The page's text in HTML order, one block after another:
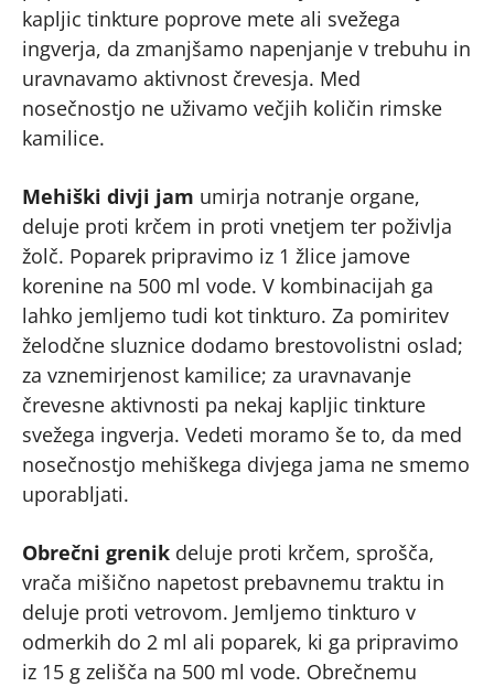
kapljic tinkture poprove mete ali svežega
ingverja, da zmanjšamo napenjanje v trebuhu in
uravnavamo aktivnost črevesja. Med
nosečnostjo ne uživamo večjih količin rimske
kamilice.
Mehiški divji jam umirja notranje organe,
deluje proti krčem in proti vnetjem ter poživlja
žolč. Poparek pripravimo iz 1 žlice jamove
korenine na 500 ml vode. V kombinacijah ga
lahko jemljemo tudi kot tinkturo. Za pomiritev
želodčne sluznice dodamo brestovolistni oslad;
za vznemirjenost kamilice; za uravnavanje
črevesne aktivnosti pa nekaj kapljic tinkture
svežega ingverja. Vedeti moramo še to, da med
nosečnostjo mehiškega divjega jama ne smemo
uporabljati.
Obrečni grenik deluje proti krčem, sprošča,
vrača mišično napetost prebavnemu traktu in
deluje proti vetrovom. Jemljemo tinkturo v
odmerkih do 2 ml ali poparek, ki ga pripravimo
iz 15 g zelišča na 500 ml vode. Obrečnemu